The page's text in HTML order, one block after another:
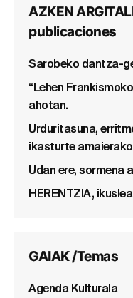
AZKEN
publicaciones
Sarobeko dantza-
“Lehen
ahotan.
Urduritasuna,
ikasturte
Udan ere, sormena
HERENTZIA,
GAIAK /Temas
Agenda Kulturala